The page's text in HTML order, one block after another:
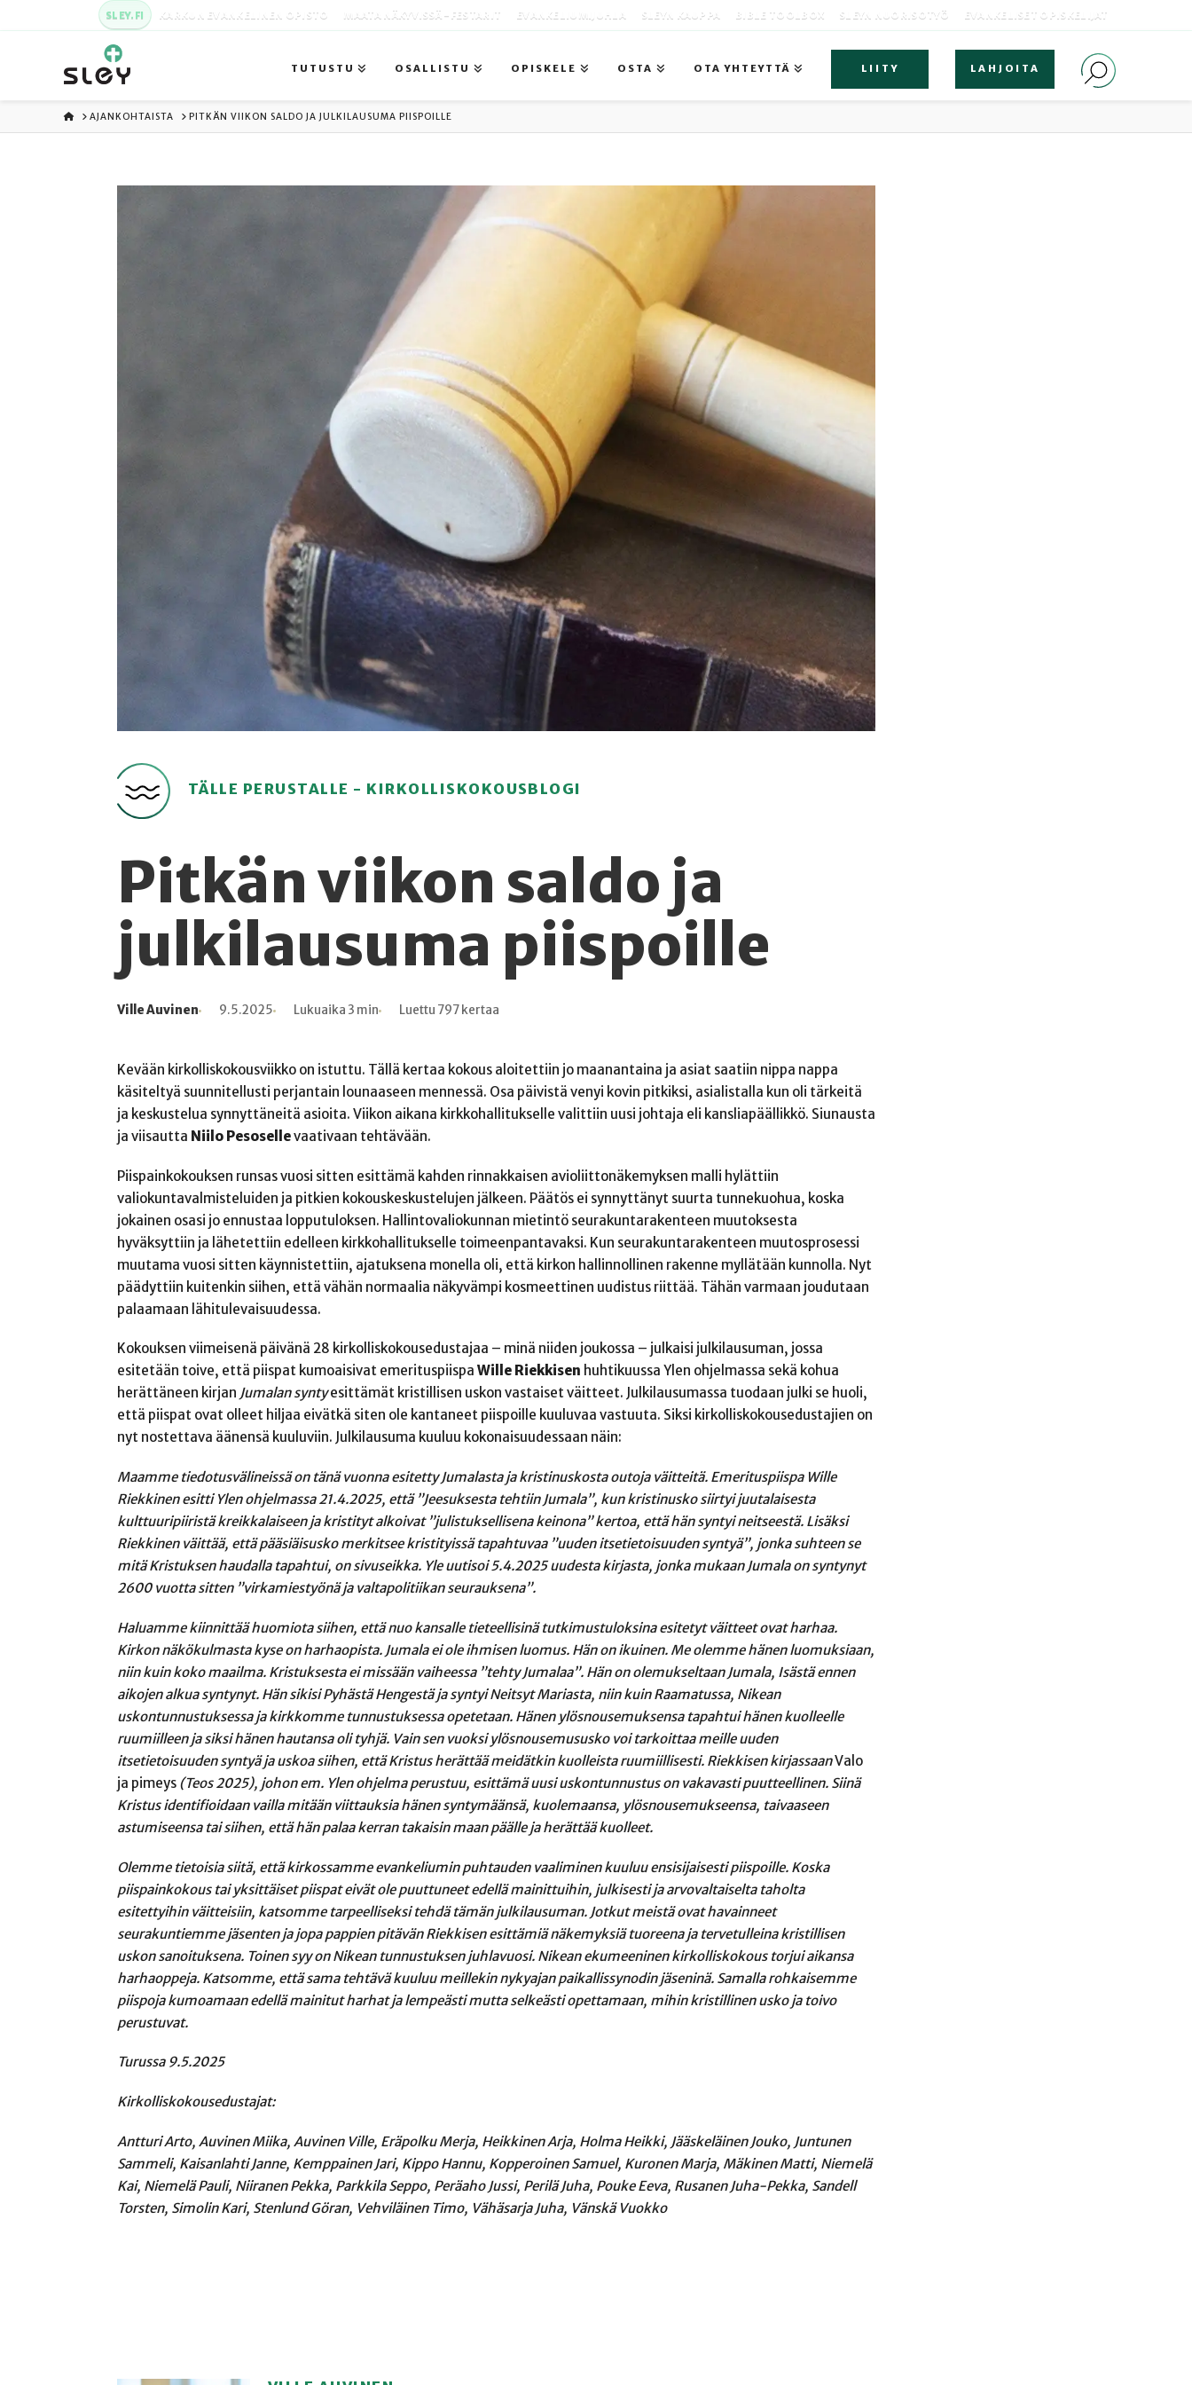
SLEY.FI KARKUN EVANKELINEN OPISTO MAATA NÄKYVISSÄ -FESTARIT EVANKELIUMIJUHLA SLEYN KAUPPA BIBLE TOOLBOX SLEYN NUORISOTYÖ EVANKELISET OPISKELIJAT
TUTUSTU OSALLISTU OPISKELE OSTA OTA YHTEYTTÄ LIITY LAHJOITA
ETUSIVU
AJANKOHTAISTA PITKÄN VIIKON SALDO JA JULKILAUSUMA PIISPOILLE
TÄLLE PERUSTALLE - KIRKOLLISKOKOUSBLOGI
Pitkän viikon saldo ja
julkilausuma piispoille
Kirjoittaja
Ville Auvinen
Julkaistu 9.5.2025
Lukuaika Lukuaika 3 min
Lukukertoja Luettu 797 kertaa
Kevään kirkolliskokousviikko on istuttu. Tällä kertaa kokous aloitettiin jo maanantaina ja asiat saatiin nippa nappa
käsiteltyä suunnitellusti perjantain lounaaseen mennessä. Osa päivistä venyi kovin pitkiksi, asialistalla kun oli tärkeitä
ja keskustelua synnyttäneitä asioita. Viikon aikana kirkkohallitukselle valittiin uusi johtaja eli kansliapäällikkö. Siunausta
ja viisautta Niilo Pesosellevaativaan tehtävään.
Piispainkokouksen runsas vuosi sitten esittämä kahden rinnakkaisen avioliittonäkemyksen malli hylättiin
valiokuntavalmisteluiden ja pitkien kokouskeskustelujen jälkeen. Päätös ei synnyttänyt suurta tunnekuohua, koska
jokainen osasi jo ennustaa lopputuloksen. Hallintovaliokunnan mietintö seurakuntarakenteen muutoksesta
hyväksyttiin ja lähetettiin edelleen kirkkohallitukselle toimeenpantavaksi. Kun seurakuntarakenteen muutosprosessi
muutama vuosi sitten käynnistettiin, ajatuksena monella oli, että kirkon hallinnollinen rakenne myllätään kunnolla. Nyt
päädyttiin kuitenkin siihen, että vähän normaalia näkyvämpi kosmeettinen uudistus riittää. Tähän varmaan joudutaan
palaamaan lähitulevaisuudessa.
Kokouksen viimeisenä päivänä 28 kirkolliskokousedustajaa – minä niiden joukossa – julkaisi julkilausuman, jossa
esitetään toive, että piispat kumoaisivat emerituspiispa Wille Riekkisen huhtikuussa Ylen ohjelmassa sekä kohua
herättäneen kirjan Jumalan syntyesittämät kristillisen uskon vastaiset väitteet. Julkilausumassa tuodaan julki se huoli,
että piispat ovat olleet hiljaa eivätkä siten ole kantaneet piispoille kuuluvaa vastuuta. Siksi kirkolliskokousedustajien on
nyt nostettava äänensä kuuluviin. Julkilausuma kuuluu kokonaisuudessaan näin:
Maamme tiedotusvälineissä on tänä vuonna esitetty Jumalasta ja kristinuskosta outoja väitteitä. Emerituspiispa Wille
Riekkinen esitti Ylen ohjelmassa 21.4.2025, että ”Jeesuksesta tehtiin Jumala”, kun kristinusko siirtyi juutalaisesta
kulttuuripiiristä kreikkalaiseen ja kristityt alkoivat ”julistuksellisena keinona” kertoa, että hän syntyi neitseestä. Lisäksi
Riekkinen väittää, että pääsiäisusko merkitsee kristityissä tapahtuvaa ”uuden itsetietoisuuden syntyä”, jonka suhteen se
mitä Kristuksen haudalla tapahtui, on sivuseikka. Yle uutisoi 5.4.2025 uudesta kirjasta, jonka mukaan Jumala on syntynyt
2600 vuotta sitten ”virkamiestyönä ja valtapolitiikan seurauksena”.
Haluamme kiinnittää huomiota siihen, että nuo kansalle tieteellisinä tutkimustuloksina esitetyt väitteet ovat harhaa.
Kirkon näkökulmasta kyse on harhaopista. Jumala ei ole ihmisen luomus. Hän on ikuinen. Me olemme hänen luomuksiaan,
niin kuin koko maailma. Kristuksesta ei missään vaiheessa ”tehty Jumalaa”. Hän on olemukseltaan Jumala, Isästä ennen
aikojen alkua syntynyt. Hän sikisi Pyhästä Hengestä ja syntyi Neitsyt Mariasta, niin kuin Raamatussa, Nikean
uskontunnustuksessa ja kirkkomme tunnustuksessa opetetaan. Hänen ylösnousemuksensa tapahtui hänen kuolleelle
ruumiilleen ja siksi hänen hautansa oli tyhjä. Vain sen vuoksi ylösnousemususko voi tarkoittaa meille uuden
itsetietoisuuden syntyä ja uskoa siihen, että Kristus herättää meidätkin kuolleista ruumiillisesti. Riekkisen kirjassaanValo
ja pimeys (Teos 2025), johon em. Ylen ohjelma perustuu, esittämä uusi uskontunnustus on vakavasti puutteellinen. Siinä
Kristus identifioidaan vailla mitään viittauksia hänen syntymäänsä, kuolemaansa, ylösnousemukseensa, taivaaseen
astumiseensa tai siihen, että hän palaa kerran takaisin maan päälle ja herättää kuolleet.
Olemme tietoisia siitä, että kirkossamme evankeliumin puhtauden vaaliminen kuuluu ensisijaisesti piispoille. Koska
piispainkokous tai yksittäiset piispat eivät ole puuttuneet edellä mainittuihin, julkisesti ja arvovaltaiselta taholta
esitettyihin väitteisiin, katsomme tarpeelliseksi tehdä tämän julkilausuman. Jotkut meistä ovat havainneet
seurakuntiemme jäsenten ja jopa pappien pitävän Riekkisen esittämiä näkemyksiä tuoreena ja tervetulleina kristillisen
uskon sanoituksena. Toinen syy on Nikean tunnustuksen juhlavuosi. Nikean ekumeeninen kirkolliskokous torjui aikansa
harhaoppeja. Katsomme, että sama tehtävä kuuluu meillekin nykyajan paikallissynodin jäseninä. Samalla rohkaisemme
piispoja kumoamaan edellä mainitut harhat ja lempeästi mutta selkeästi opettamaan, mihin kristillinen usko ja toivo
perustuvat.
Turussa 9.5.2025
Kirkolliskokousedustajat:
Antturi Arto, Auvinen Miika, Auvinen Ville, Eräpolku Merja, Heikkinen Arja, Holma Heikki, Jääskeläinen Jouko, Juntunen
Sammeli, Kaisanlahti Janne, Kemppainen Jari, Kippo Hannu, Kopperoinen Samuel, Kuronen Marja, Mäkinen Matti, Niemelä
Kai, Niemelä Pauli, Niiranen Pekka, Parkkila Seppo, Peräaho Jussi, Perilä Juha, Pouke Eeva, Rusanen Juha-Pekka, Sandell
Torsten, Simolin Kari, Stenlund Göran, Vehviläinen Timo, Vähäsarja Juha, Vänskä Vuokko